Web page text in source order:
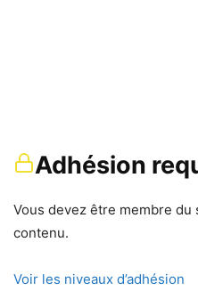
Adhésion
Vous devez être membre du
contenu.
Voir les niveaux d’adhésion